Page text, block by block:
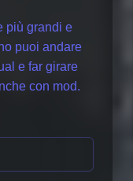
più grandi e
puoi andare
e far girare
con mod.